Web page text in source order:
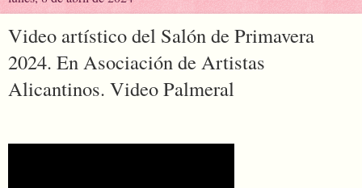
Video artístico del Salón de Primavera
2024. En Asociación de Artistas
Alicantinos. Video Palmeral